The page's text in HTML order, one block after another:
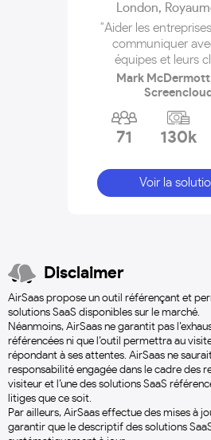
London,
"Aider les
communiquer
équipes et leurs
Mark
Screencloud
71 130k
Voir la
Disclaimer
AirSaas propose un outil référençant et
solutions SaaS disponibles sur le marché.
Néanmoins, AirSaas ne garantit pas
référencées ni que l’outil permettra au
répondant à ses attentes. AirSaas ne
responsabilité engagée dans le cadre des
visiteur et l’une des solutions SaaS
litiges que ce soit.
Par ailleurs, AirSaas effectue des mises à
garantir que le descriptif des solutions